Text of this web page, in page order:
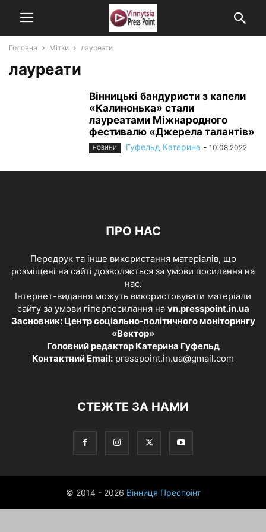
Головна Мітки лауреати
лауреати
Вінницькі бандуристи з капели
«Калинонька» стали
лауреатами Міжнародного
фестивалю «Джерела талантів»
НОВИНИ Гуфельд Катерина - 10.08.2022
ПРО НАС
Передрук та інше використання матеріалів, що
розміщені на сайті дозволяється за умови посилання на
нас.
Інтернет-видання можуть використовувати матеріали
сайту за умови гіперпосилання на vn.presspoint.in.ua
Засновник: Центр соціально-політичного моніторингу
«Вектор»
Головний редактор Катерина Гуфельд
Контактний Email: presspoint.in.ua@gmail.com
СТЕЖТЕ ЗА НАМИ
© 2014 - 2026 Вінниця Преспоінт